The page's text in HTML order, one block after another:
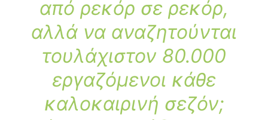
από ρεκόρ σε ρεκόρ,
αλλά να αναζητούνται
τουλάχιστον 80.000
εργαζόμενοι κάθε
καλοκαιρινή σεζόν;